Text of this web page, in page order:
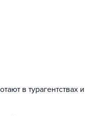
в турагентствах и